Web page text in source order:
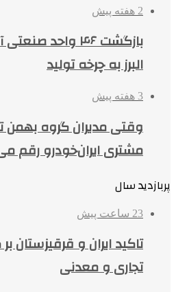
2 هفته پیش
بازگشت ۴۶ واحد
البرز به چرخه تولید
3 هفته پیش
وقتی مدیران گروه بهمن
مشتری ایران‌خودرو رقم
پربازدید سال
23 ساعت پیش
تاکید ایران و
تجاری و معدنی